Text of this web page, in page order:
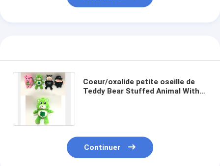
Coeur/oxalide petite oseille de
Teddy Bear Stuffed Animal With
Continuer